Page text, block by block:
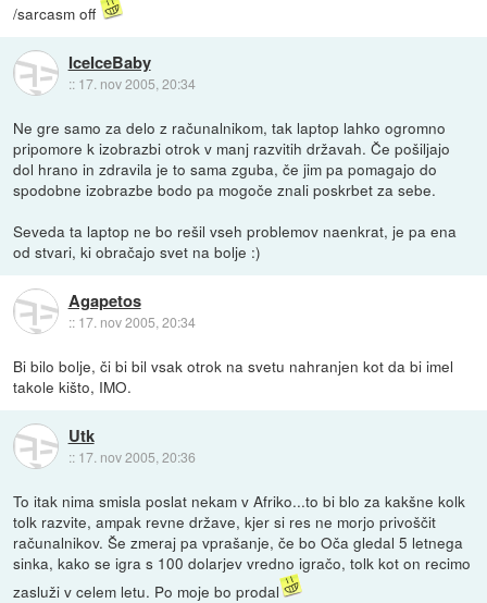
/sarcasm off
IceIceBaby
:: 17. nov 2005, 20:34
Ne gre samo za delo z računalnikom, tak laptop lahko ogromno
pripomore k izobrazbi otrok v manj razvitih državah. Če pošiljajo
dol hrano in zdravila je to sama zguba, če jim pa pomagajo do
spodobne izobrazbe bodo pa mogoče znali poskrbet za sebe.
Seveda ta laptop ne bo rešil vseh problemov naenkrat, je pa ena
od stvari, ki obračajo svet na bolje :)
Agapetos
:: 17. nov 2005, 20:34
Bi bilo bolje, či bi bil vsak otrok na svetu nahranjen kot da bi imel
takole kišto, IMO.
Utk
:: 17. nov 2005, 20:36
To itak nima smisla poslat nekam v Afriko...to bi blo za kakšne kolk
tolk razvite, ampak revne države, kjer si res ne morjo privoščit
računalnikov. Še zmeraj pa vprašanje, če bo Oča gledal 5 letnega
sinka, kako se igra s 100 dolarjev vredno igračo, tolk kot on recimo
zasluži v celem letu. Po moje bo prodal